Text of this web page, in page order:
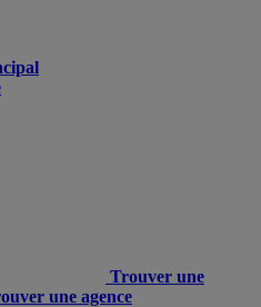
Trouver une
une agence